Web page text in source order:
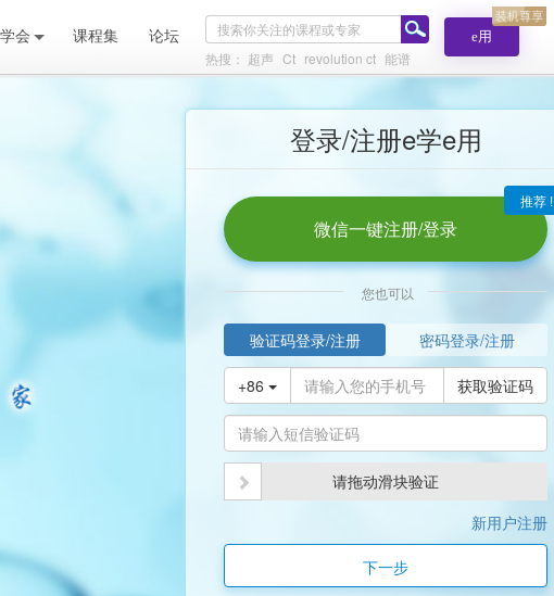
e用
热搜： 超声 Ct revolution ct 能谱
会 课程集 论坛
登录/注册e学e用
推荐 !
微信一键注册/登录
您也可以
验证码登录/注册 密码登录/注册
+86 获取验证码
请拖动滑块验证
新用户注册
下一步